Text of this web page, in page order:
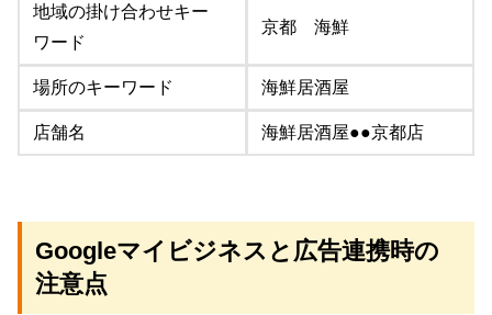
地域の掛け合わせキー
ワード
京都 海鮮
場所のキーワード 海鮮居酒屋
店舗名 海鮮居酒屋●●京都店
Googleマイビジネスと広告連携時の
注意点